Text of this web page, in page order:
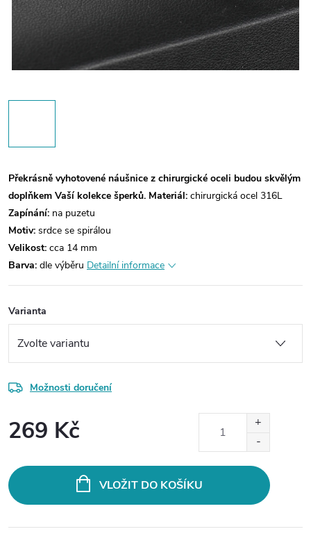
Překrásně vyhotovené náušnice z chirurgické oceli budou skvělým
doplňkem Vaší kolekce šperků. Materiál: chirurgická ocel 316L
Zapínání: na puzetu
Motiv: srdce se spirálou
Velikost: cca 14 mm
Barva: dle výběru Detailní informace
Varianta
Možnosti doručení
269 Kč
VLOŽIT DO KOŠÍKU